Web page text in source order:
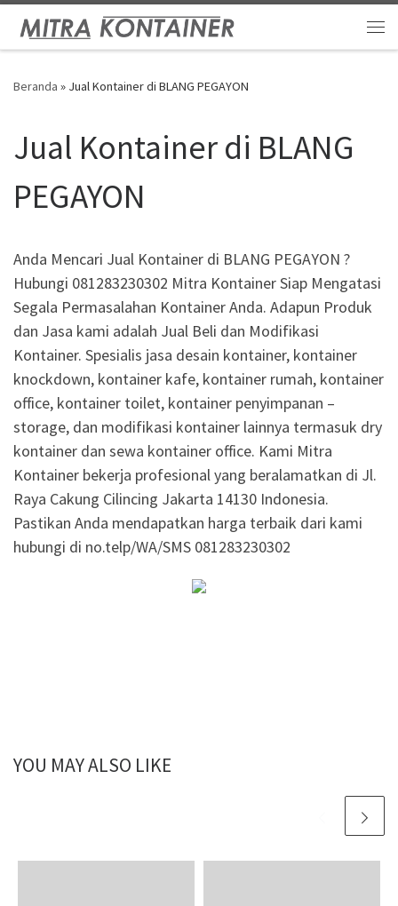
Skip to content
Beranda » Jual Kontainer di BLANG PEGAYON
Jual Kontainer di BLANG
PEGAYON
Anda Mencari Jual Kontainer di BLANG PEGAYON ?
Hubungi 081283230302 Mitra Kontainer Siap Mengatasi
Segala Permasalahan Kontainer Anda. Adapun Produk
dan Jasa kami adalah Jual Beli dan Modifikasi
Kontainer. Spesialis jasa desain kontainer, kontainer
knockdown, kontainer kafe, kontainer rumah, kontainer
office, kontainer toilet, kontainer penyimpanan –
storage, dan modifikasi kontainer lainnya termasuk dry
kontainer dan sewa kontainer office. Kami Mitra
Kontainer bekerja profesional yang beralamatkan di Jl.
Raya Cakung Cilincing Jakarta 14130 Indonesia.
Pastikan Anda mendapatkan harga terbaik dari kami
hubungi di no.telp/WA/SMS 081283230302
YOU MAY ALSO LIKE